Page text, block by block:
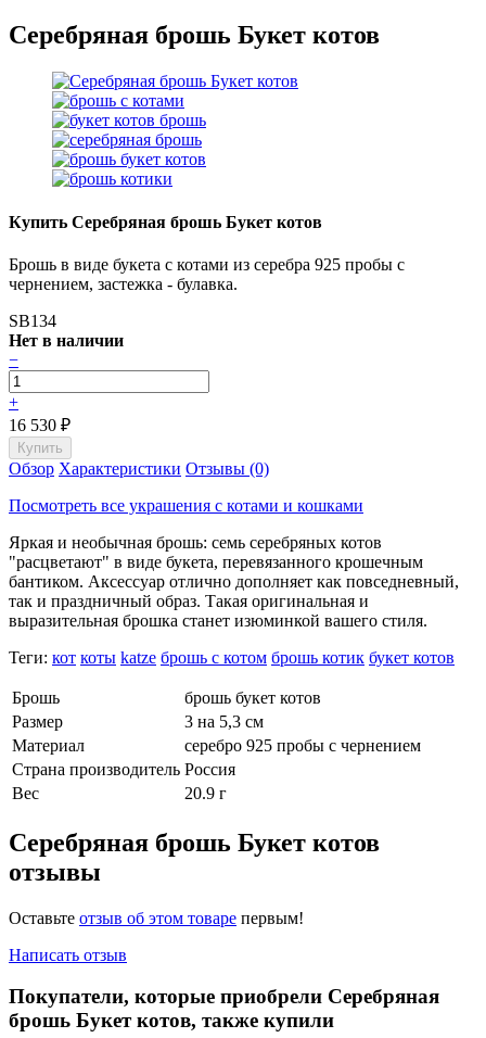
Серебряная брошь Букет котов
Купить Серебряная брошь Букет котов
Брошь в виде букета с котами из серебра 925 пробы с
чернением, застежка - булавка.
SB134
Нет в наличии
−
+
16 530 ₽
Обзор Характеристики Отзывы (0)
Посмотреть все украшения с котами и кошками
Яркая и необычная брошь: семь серебряных котов
"расцветают" в виде букета, перевязанного крошечным
бантиком. Аксессуар отлично дополняет как повседневный,
так и праздничный образ. Такая оригинальная и
выразительная брошка станет изюминкой вашего стиля.
Теги: кот коты katze брошь с котом брошь котик букет котов
Брошь
брошь букет котов
Размер
3 на 5,3 см
Материал
серебро 925 пробы с чернением
Страна производитель Россия
Вес
20.9 г
Серебряная брошь Букет котов
отзывы
Оставьте отзыв об этом товаре первым!
Написать отзыв
Покупатели, которые приобрели Серебряная
брошь Букет котов, также купили